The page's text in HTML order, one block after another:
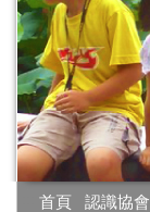
首頁 認識協會